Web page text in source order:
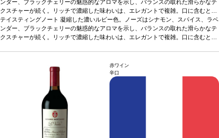
ンダー、ブラックチェリーの魅惑的なアロマを示し、バランスの取れた滑らかなテ
クスチャーが続く。リッチで濃縮した味わいは、エレガントで複雑。口に含むとシ
ルクのように柔らかいタンニンに、ジューシーなストラクチャーと素晴らしい深味
を感じる。フレッシュでフルーティーさが広がる、緻密でエレガントな一本。合う
料理赤肉、シチュー、ジビエ、ハードチーズ、青魚、魚のキャセロール、チョコレ
あるミシェル・ロランが、アラエックス・グランの創業者兼CEOであるハビエル・
ガラレタと協力し、スペインの最高のテロワールでプレミアムワインを生産するこ
とに合意し、スタートしました。フランスとスペインの2つの文化、そしてロラン
が造るクラシックかつ国際的なワインスタイルと、アラエックス・グラン・スペイ
ン・ファインワインズのワインに象徴されるモダンなワインスが融合しています。
EC担当Oの感想：良い意味で「スペイン・プリオラート」のイメージを変えてくれ
た、至極の1本です。複雑な香りと滑らかで奥行きのある味わいは、ワインに集中
して飲みたい日にぜひあけてみてください。生産者からも絶対皆好きになってもら
える味わいだよ！と言われたイチオシです。濃厚な味わいがお好きな方や、酸味が
テイスティングノート 凝縮した濃いルビー色。ノーズはシナモン、スパイス、ラベ
ンダー、ブラックチェリーの魅惑的なアロマを示し、バランスの取れた滑らかなテ
クスチャーが続く。リッチで濃縮した味わいは、エレガントで複雑。口に含むとシ
赤肉、シチュー、ジビエ、ハードチーズ、青魚、魚のキャセロール、チョコレ
葡萄品種 カリニャン 62%、ガルナッチャ 38%
ロジェクトは2010年、フランスの著名なワインメーカーでありコンサルタントでも
あるミシェル・ロランが、アラエックス・グランの創業者兼CEOであるハビエル・
ガラレタと協力し、スペインの最高のテロワールでプレミアムワインを生産するこ
とに合意し、スタートしました。フランスとスペインの2つの文化、そしてロラン
が造るクラシックかつ国際的なワインスタイルと、アラエックス・グラン・スペイ
ン・ファインワインズのワインに象徴されるモダンなワインスが融合しています。
EC担当Oの感想：良い意味で「スペイン・プリオラート」のイメージを変えてくれ
赤ワイン
辛口